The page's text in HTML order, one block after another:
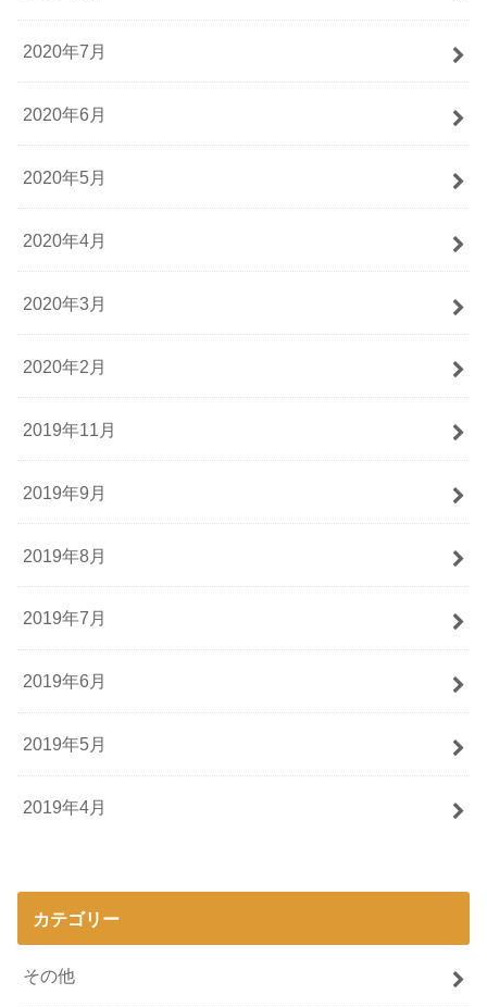
2020年7月
2020年6月
2020年5月
2020年4月
2020年3月
2020年2月
2019年11月
2019年9月
2019年8月
2019年7月
2019年6月
2019年5月
2019年4月
カテゴリー
その他